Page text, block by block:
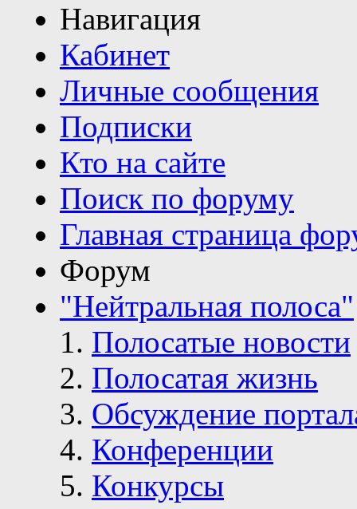
Навигация
Кабинет
Личные сообщения
Подписки
Кто на сайте
Поиск по форуму
Главная страница
Форум
"Нейтральная полоса"
Полосатые новости
Полосатая жизнь
Обсуждение
Конференции
Конкурсы